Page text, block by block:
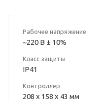
Рабочее напряжение
~220 B ± 10%
Класс защиты
IP41
Контроллер
208 х 158 х 43 мм